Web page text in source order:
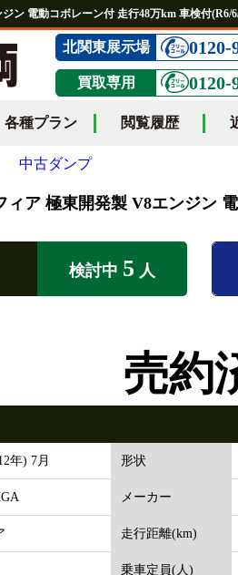
ン 電動コボレーン付 走行48万km 車検付(R6/
北関東展示場 0120-
買取専用 0120-
各種プラン 閲覧履歴
中古ダンプ
ア 極東開発製 V8エンジン
検討中 5 人
売約
年) 7月 形状
メーカー
走行距離(km)
乗車定員(人)